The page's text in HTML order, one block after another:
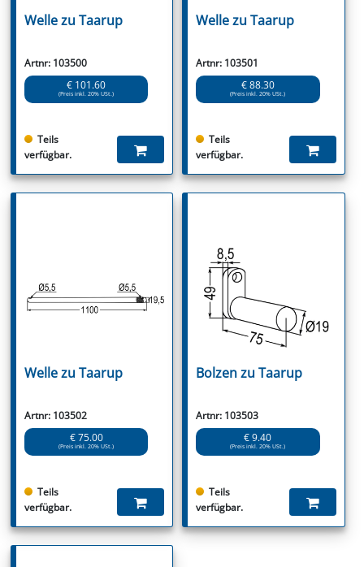
Welle zu Taarup
Artnr: 103500
€ 101.60
(Preis inkl. 20% USt.)
Teils
verfügbar.
Welle zu Taarup
Artnr: 103501
€ 88.30
(Preis inkl. 20% USt.)
Teils
verfügbar.
Welle zu Taarup
Artnr: 103502
€ 75.00
(Preis inkl. 20% USt.)
Teils
verfügbar.
Bolzen zu Taarup
Artnr: 103503
€ 9.40
(Preis inkl. 20% USt.)
Teils
verfügbar.